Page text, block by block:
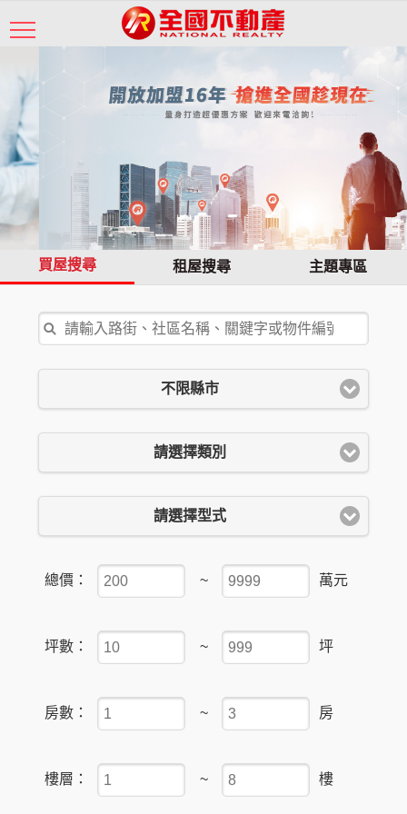
買屋搜尋 租屋搜尋 主題專區
不限縣市
請選擇類別
請選擇型式
總價： ~ 萬元
坪數： ~ 坪
房數： ~ 房
樓層： ~ 樓